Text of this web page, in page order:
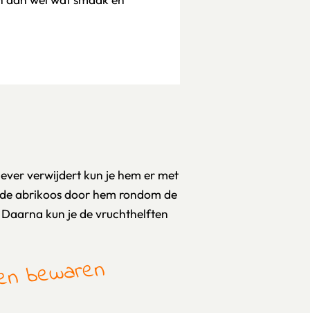
verwijdert kun je hem er met
abrikoos door hem rondom de
kun je de vruchthelften
bewaren